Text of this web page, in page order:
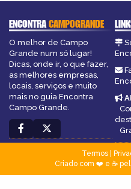
ENCONTRACAMPOGRANDE
O melhor de Campo
Grande num só lugar!
Dicas, onde ir, o que fazer,
as melhores empresas,
locais, serviços e muito
mais no guia Encontra
Campo Grande.
Termos|
Criado com ❤️ e ☕